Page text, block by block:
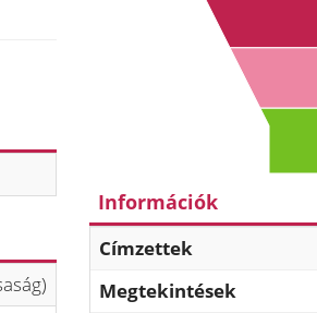
Információk
Címzettek
Megtekintések